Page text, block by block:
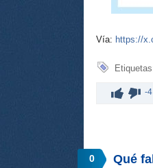
Vía: https://
-
0
Qué